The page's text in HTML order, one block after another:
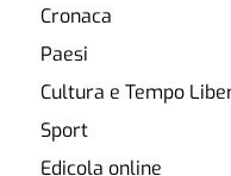
Cronaca
Paesi
Cultura e Tempo
Sport
Edicola online